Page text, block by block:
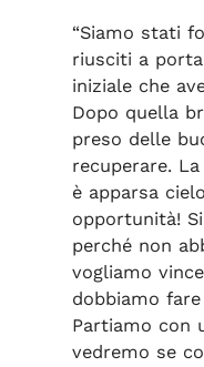
“Siamo stati
riusciti a
iniziale che
Dopo quella
preso delle
recuperare.
è apparsa
opportunità!
perché non
vogliamo
dobbiamo
Partiamo con
vedremo se